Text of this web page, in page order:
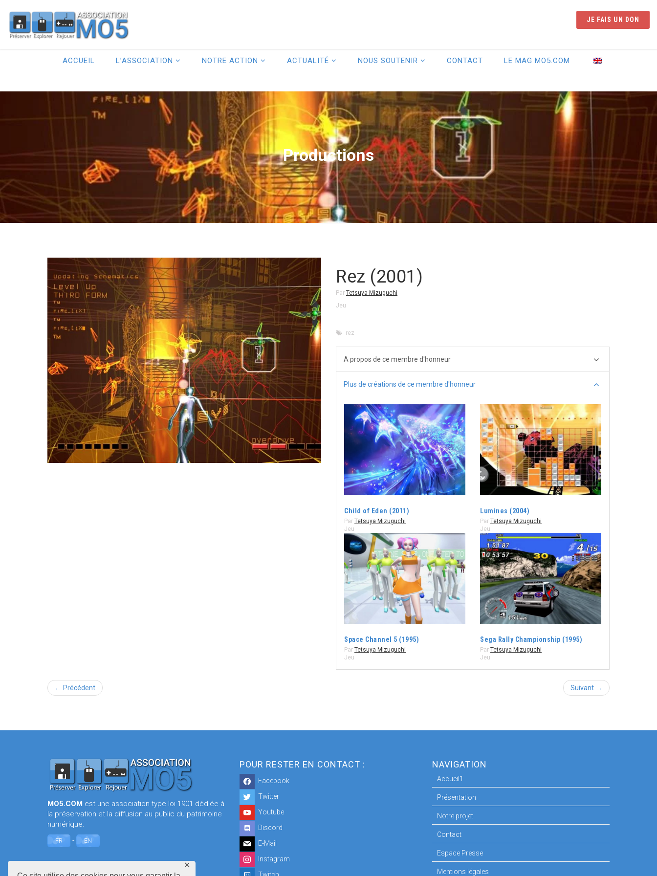
✕
JE FAIS UN DON
ACCUEIL L’ASSOCIATION NOTRE ACTION ACTUALITÉ NOUS SOUTENIR CONTACT LE MAG MO5.COM
Productions
Rez (2001)
Par Tetsuya Mizuguchi
Jeu
rez
A propos de ce membre d'honneur
Plus de créations de ce membre d'honneur
Child of Eden (2011)
Par Tetsuya Mizuguchi
Jeu
Lumines (2004)
Par Tetsuya Mizuguchi
Jeu
Space Channel 5 (1995)
Par Tetsuya Mizuguchi
Jeu
Sega Rally Championship (1995)
Par Tetsuya Mizuguchi
Jeu
← Précédent Suivant →
MO5.COM est une association type loi 1901 dédiée à
la préservation et la diffusion au public du patrimoine
numérique.
FR - EN
POUR RESTER EN CONTACT :
Facebook
Twitter
Youtube
Discord
E-Mail
Instagram
NAVIGATION
Accueil1
Présentation
Notre projet
Contact
Espace Presse
Mentions légales